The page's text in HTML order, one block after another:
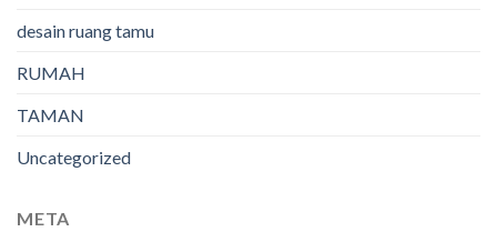
desain ruang tamu
RUMAH
TAMAN
Uncategorized
META